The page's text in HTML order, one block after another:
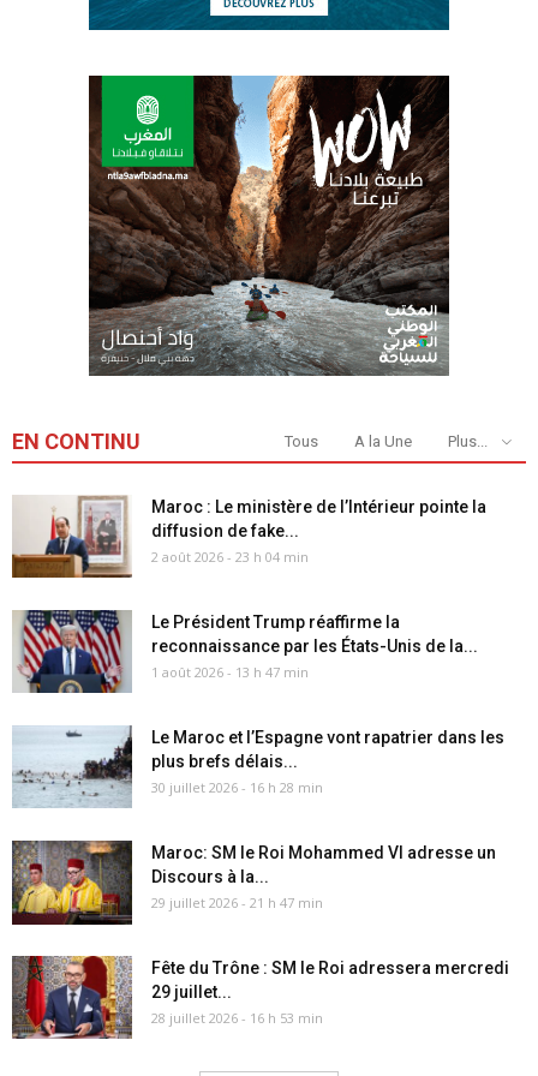
EN CONTINU Tous A la Une Plus...
Maroc : Le ministère de l’Intérieur pointe la
diffusion de fake...
2 août 2026 - 23 h 04 min
Le Président Trump réaffirme la
reconnaissance par les États-Unis de la...
1 août 2026 - 13 h 47 min
Le Maroc et l’Espagne vont rapatrier dans les
plus brefs délais...
30 juillet 2026 - 16 h 28 min
Maroc: SM le Roi Mohammed VI adresse un
Discours à la...
29 juillet 2026 - 21 h 47 min
Fête du Trône : SM le Roi adressera mercredi
29 juillet...
28 juillet 2026 - 16 h 53 min